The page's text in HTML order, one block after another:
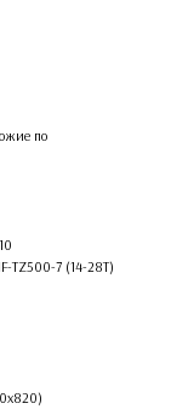
по
TZ500-7 (14-28T)